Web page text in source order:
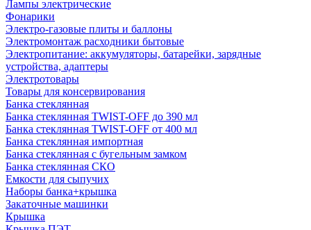
Лампы электрические
Фонарики
Электро-газовые плиты и баллоны
Электромонтаж расходники бытовые
Электропитание: аккумуляторы, батарейки, зарядные
устройства, адаптеры
Электротовары
Товары для консервирования
Банка стеклянная
Банка стеклянная TWIST-OFF до 390 мл
Банка стеклянная TWIST-OFF от 400 мл
Банка стеклянная импортная
Банка стеклянная с бугельным замком
Банка стеклянная СКО
Емкости для сыпучих
Наборы банка+крышка
Закаточные машинки
Крышка